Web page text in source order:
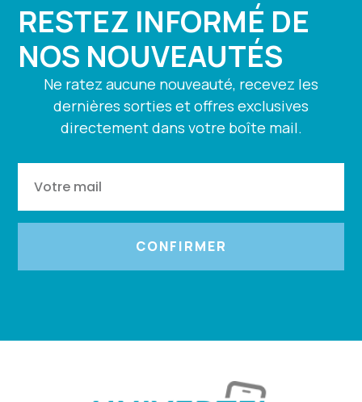
RESTEZ INFORMÉ DE
NOS NOUVEAUTÉS
Ne ratez aucune nouveauté, recevez les
dernières sorties et offres exclusives
directement dans votre boîte mail.
CONFIRMER